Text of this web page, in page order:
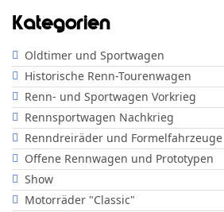
Kategorien
Oldtimer und Sportwagen
Historische Renn-Tourenwagen
Renn- und Sportwagen Vorkrieg
Rennsportwagen Nachkrieg
Renndreiräder und Formelfahrzeuge
Offene Rennwagen und Prototypen
Show
Motorräder "Classic"